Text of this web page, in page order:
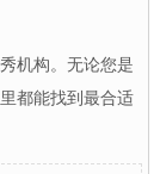
机构。无论您是
都能找到最合适